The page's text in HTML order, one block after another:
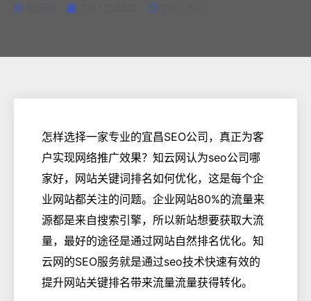
怎样选择一家专业的宜昌SEO公司，真正为客
户实现网络推广效果？知云网认为seo公司哪
家好，网站关键词排名如何优化，这是每个企
业网站都关注的问题。企业网站80%的流量来
源都是来自搜索引擎，所以新站想要获取大流
量，最好的途径是通过网站自然排名优化。知
云网的SEO服务就是通过seo技术快速有效的
提升网站关键排名带来流量流量获得转化。